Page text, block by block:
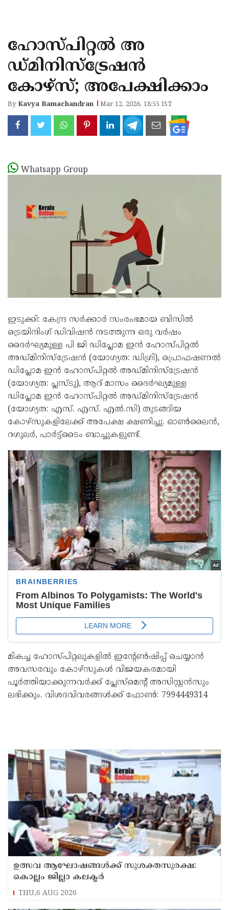
KANNUR
KASARAGOD
ഹോസ്പിറ്റല്‍ അ
ഡ്മിനിസ്‌ട്രേഷന്‍
കോഴ്‌സ്; അപേക്ഷിക്കാം
ByKavya Ramachandran Mar 12, 2026, 18:55 IST
Whatsapp Group
ഇടുക്കി: കേന്ദ്ര സര്‍ക്കാര്‍ സംരംഭമായ ബിസില്‍
ട്രെയിനിംഗ് ഡിവിഷന്‍ നടത്തുന്ന ഒരു വര്‍ഷം
ദൈര്‍ഘ്യമുള്ള പി ജി ഡിപ്ലോമ ഇന്‍ ഹോസ്പിറ്റല്‍
അഡ്മിനിസ്‌ട്രേഷന്‍ (യോഗ്യത: ഡിഗ്രി), പ്രൊഫഷണല്‍
ഡിപ്ലോമ ഇന്‍ ഹോസ്പിറ്റല്‍ അഡ്മിനിസ്‌ട്രേഷന്‍
(യോഗ്യത: പ്ലസ്ടു), ആറ് മാസം ദൈര്‍ഘ്യമുള്ള
ഡിപ്ലോമ ഇന്‍ ഹോസ്പിറ്റല്‍ അഡ്മിനിസ്‌ട്രേഷന്‍
(യോഗ്യത: എസ്. എസ്. എല്‍.സി) തുടങ്ങിയ
കോഴ്‌സുകളിലേക്ക് അപേക്ഷ ക്ഷണിച്ചു. ഓണ്‍ലൈന്‍,
റഗുലര്‍, പാര്‍ട്ട്‌ടൈം ബാച്ചുകളുണ്ട്.
മികച്ച ഹോസ്പിറ്റലുകളില്‍ ഇന്റേണ്‍ഷിപ്പ് ചെയ്യാന്‍
അവസരവും കോഴ്‌സുകള്‍ വിജയകരമായി
പൂര്‍ത്തിയാക്കുന്നവര്‍ക്ക് പ്ലേസ്‌മെന്റ് അസിസ്റ്റന്‍സും
ലഭിക്കും. വിശദവിവരങ്ങള്‍ക്ക് ഫോണ്‍: 7994449314
ഉത്സവ ആഘോഷങ്ങൾക്ക് സുശക്തസുരക്ഷ:
കൊല്ലം ജില്ലാ കലക്ടർ
THU,6 AUG 2026